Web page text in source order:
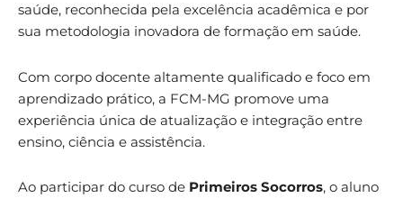
saúde, reconhecida pela excelência acadêmica e por
sua metodologia inovadora de formação em saúde.
Com corpo docente altamente qualificado e foco em
aprendizado prático, a FCM-MG promove uma
experiência única de atualização e integração entre
ensino, ciência e assistência.
Ao participar do curso de Primeiros Socorros, o aluno